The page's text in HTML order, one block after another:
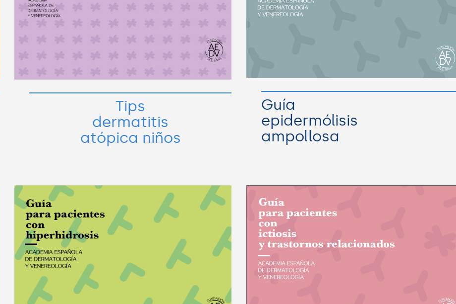
Tips
dermatitis
atópica niños
Guía
epidermólisis
ampollosa